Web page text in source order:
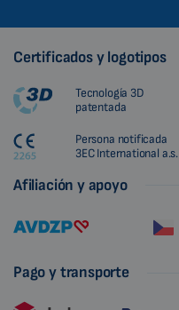
Certificados y logotipos
Tecnología 3D
patentada
Persona notificada
3EC International a.s.
Afiliación y apoyo
Pago y transporte